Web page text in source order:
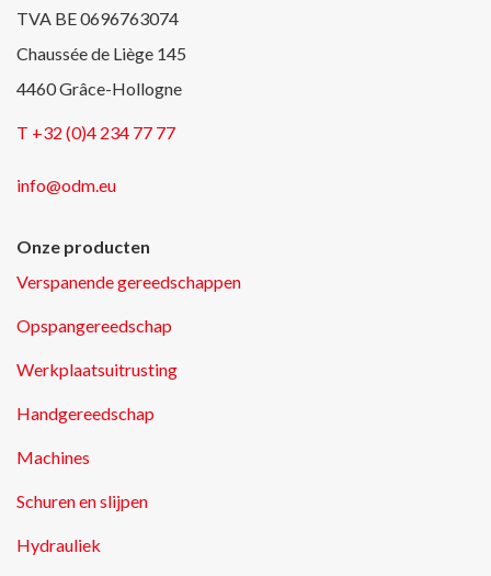
TVA BE 0696763074
Chaussée de Liège 145
4460 Grâce-Hollogne
T +32 (0)4 234 77 77
info@odm.eu
Onze producten
Verspanende gereedschappen
Opspangereedschap
Werkplaatsuitrusting
Handgereedschap
Machines
Schuren en slijpen
Hydrauliek